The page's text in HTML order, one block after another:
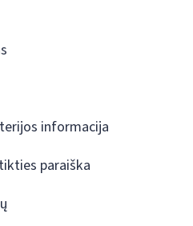
informacija
paraiška